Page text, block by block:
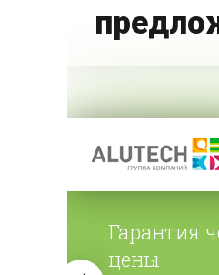
Гарантия
цены